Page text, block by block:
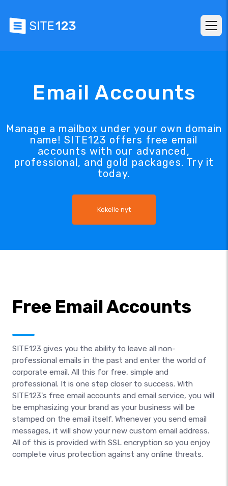
Email Accounts
Manage a mailbox under your own domain
name! SITE123 offers free email
accounts with our advanced,
professional, and gold packages. Try it
today.
Kokeile nyt
Free Email Accounts
SITE123 gives you the ability to leave all non-
professional emails in the past and enter the world of
corporate email. All this for free, simple and
professional. It is one step closer to success. With
SITE123's free email accounts and email service, you will
be emphasizing your brand as your business will be
stamped on the email itself. Whenever you send email
messages, it will show your new custom email address.
All of this is provided with SSL encryption so you enjoy
complete virus protection against any online threats.